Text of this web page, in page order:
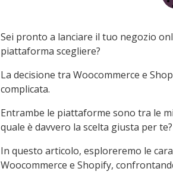
Sei pronto a lanciare il tuo negozio
piattaforma scegliere?
La decisione tra Woocommerce e
complicata.
Entrambe le piattaforme sono tra le
quale è davvero la scelta giusta per te?
In questo articolo, esploreremo le
Woocommerce e Shopify,